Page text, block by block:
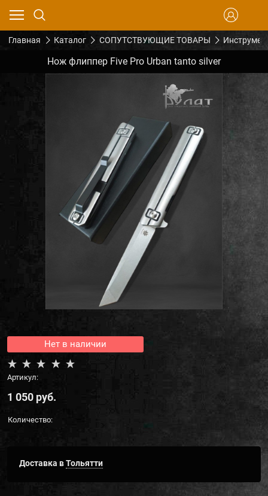
Главная Каталог СОПУТСТВУЮЩИЕ ТОВАРЫ
Нож флиппер Five Pro Urban tanto silver
Нет в наличии
Артикул:
1 050 руб.
Количество:
Доставка вТольятти